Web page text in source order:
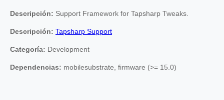
Descripción: Support Framework for Tapsharp Tweaks.
Descripción: Tapsharp Support
Categoría: Development
Dependencias: mobilesubstrate, firmware (>= 15.0)